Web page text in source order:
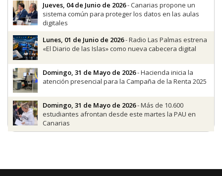
Jueves, 04 de Junio de 2026- Canarias propone un
sistema común para proteger los datos en las aulas
digitales
Lunes, 01 de Junio de 2026- Radio Las Palmas estrena
«El Diario de las Islas» como nueva cabecera digital
Domingo, 31 de Mayo de 2026- Hacienda inicia la
atención presencial para la Campaña de la Renta 2025
Domingo, 31 de Mayo de 2026- Más de 10.600
estudiantes afrontan desde este martes la PAU en
Canarias